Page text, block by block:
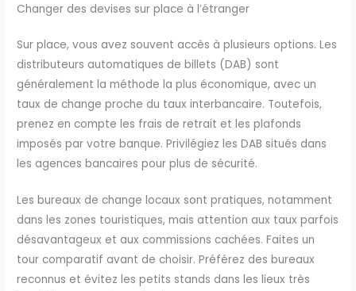
Changer des devises sur place à l’étranger
Sur place, vous avez souvent accès à plusieurs options. Les
distributeurs automatiques de billets (DAB) sont
généralement la méthode la plus économique, avec un
taux de change proche du taux interbancaire. Toutefois,
prenez en compte les frais de retrait et les plafonds
imposés par votre banque. Privilégiez les DAB situés dans
les agences bancaires pour plus de sécurité.
Les bureaux de change locaux sont pratiques, notamment
dans les zones touristiques, mais attention aux taux parfois
désavantageux et aux commissions cachées. Faites un
tour comparatif avant de choisir. Préférez des bureaux
reconnus et évitez les petits stands dans les lieux très